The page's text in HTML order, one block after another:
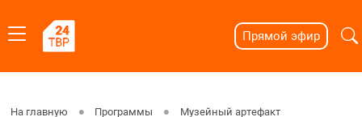
Прямой эфир
На главную Программы Музейный артефакт